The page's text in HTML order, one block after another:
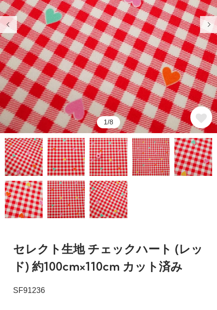
1/8
セレクト生地 チェックハート (レッ
ド) 約100cm×110cm カット済み
SF91236